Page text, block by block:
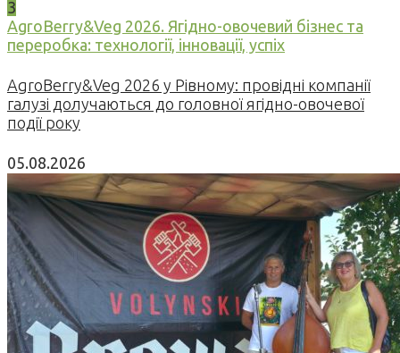
3
AgroBerry&Veg 2026. Ягідно-овочевий бізнес та
переробка: технології, інновації, успіх
AgroBerry&Veg 2026 у Рівному: провідні компанії
галузі долучаються до головної ягідно-овочевої
події року
05.08.2026